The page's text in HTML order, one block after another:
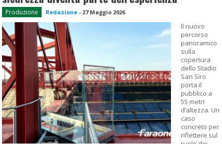
Produzione Redazione - 27 Maggio 2026
Il nuovo
percorso
panoramico
sulla
copertura
dello Stadio
San Siro
porta il
pubblico a
55 metri
d’altezza. Un
caso
concreto per
riflettere sul